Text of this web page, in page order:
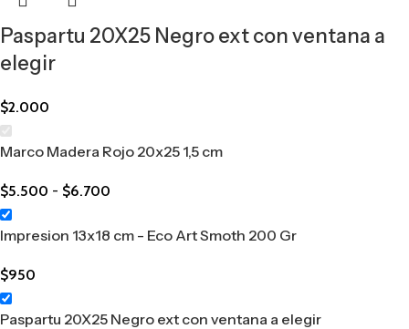
Paspartu 20X25 Negro ext con ventana a
elegir
$2.000
Marco Madera Rojo 20x25 1,5 cm
$5.500 - $6.700
Impresion 13x18 cm - Eco Art Smoth 200 Gr
$950
Paspartu 20X25 Negro ext con ventana a elegir